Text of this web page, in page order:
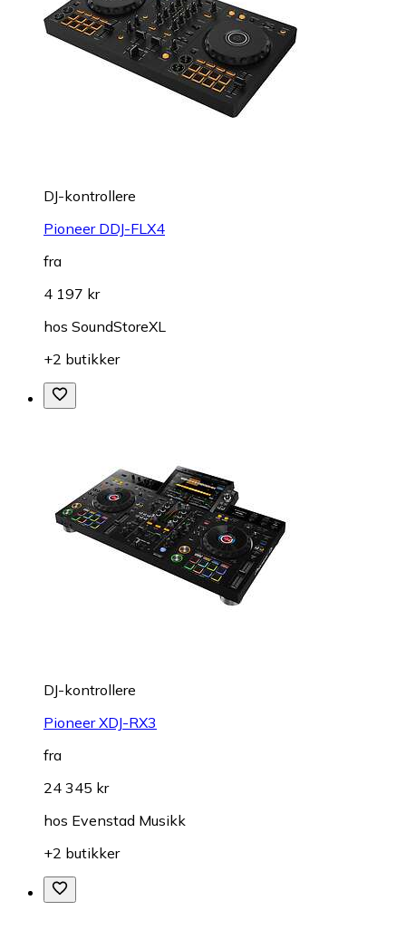
DJ-kontrollere
Pioneer DDJ-FLX4
fra
4 197 kr
hos SoundStoreXL
+2 butikker
DJ-kontrollere
Pioneer XDJ-RX3
fra
24 345 kr
hos Evenstad Musikk
+2 butikker